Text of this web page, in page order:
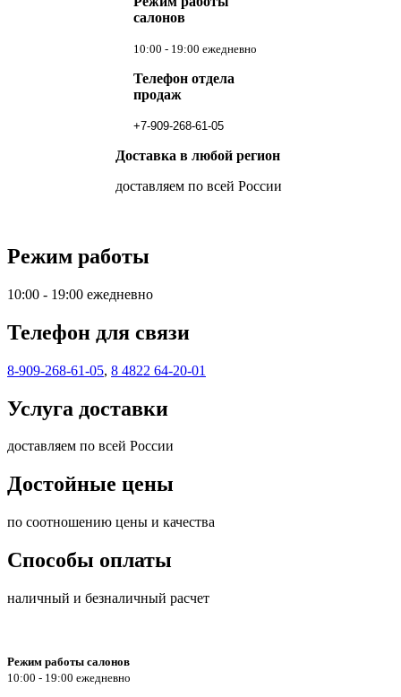
салонов
10:00 - 19:00 ежедневно
Телефон отдела
продаж
+7-909-268-61-05
Доставка в любой регион
доставляем по всей России
Режим работы
10:00 - 19:00 ежедневно
Телефон для связи
8-909-268-61-05, 8 4822 64-20-01
Услуга доставки
доставляем по всей России
Достойные цены
по соотношению цены и качества
Способы оплаты
наличный и безналичный расчет
Режим работы салонов
10:00 - 19:00 ежедневно